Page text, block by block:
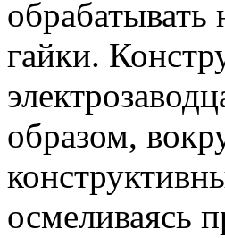
обрабатывать
гайки.
образом,
осмеливаясь